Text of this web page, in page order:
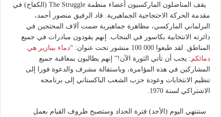
يقف المناضلون الماركسيون أعضاء منظمة The Struggle (الكفاح) في
مقدمة الحركة الاحتجاجية الجماهيرية. قاد الرفيق منصور أحمد،
البرلماني الماركسي، مظاهرة جماهيرية ضمت آلاف المحتجين في
دائرته الانتخابية بكاسور في البنجاب. إنهم يقودون مبادرات في جميع
المناطق. لقد طبعوا 100.000 منشور تحت عنوان: “
دماء بينازير هي
دمائكم : يجب أن تأتي الثورة الآن!” إنهم يطالبون بمعاقبة جميع
المشاركين في هذه المؤامرة، وباستقالة مشرف والدعوة فورا إلى
تنظيم الانتخابات وعودة حزب الشعب الباكستاني إلى برنامجه
الاشتراكي لسنة 1970.
ستنتهي اليوم (الأحد) فترة الحداد وستصبح ظروف القيام بعمل